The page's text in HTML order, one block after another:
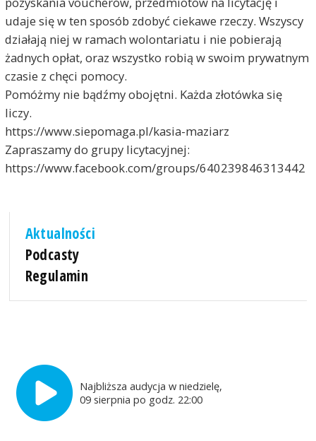
udaje się w ten sposób zdobyć ciekawe rzeczy. Wszyscy
działają niej w ramach wolontariatu i nie pobierają
żadnych opłat, oraz wszystko robią w swoim prywatnym
czasie z chęci pomocy.
Pomóżmy nie bądźmy obojętni. Każda złotówka się
liczy.
https://www.siepomaga.pl/kasia-maziarz
Zapraszamy do grupy licytacyjnej:
https://www.facebook.com/groups/640239846313442
Aktualności
Podcasty
Regulamin
Najbliższa audycja w niedzielę,
09 sierpnia po godz. 22:00